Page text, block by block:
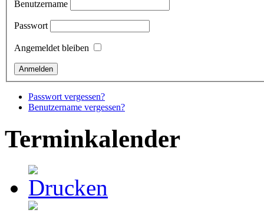
Benutzername
Passwort
Angemeldet bleiben
Passwort vergessen?
Benutzername vergessen?
Terminkalender